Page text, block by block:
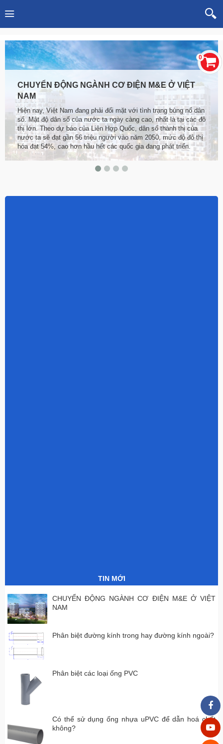
CHUYỂN ĐỘNG NGÀNH CƠ ĐIỆN M&E Ở VIỆT
NAM
Hiện nay, Việt Nam đang phải đối mặt với tình trạng bùng nổ dân
số. Mật độ dân số của nước ta ngày càng cao, nhất là tại các đô
thị lớn. Theo dự báo của Liên Hợp Quốc, dân số thành thị của
nước ta sẽ đạt gần 56 triệu người vào năm 2050, mức độ đô thị
hóa đạt 54%, cao hơn hầu hết các quốc gia đang phát triển.
TIN MỚI
CHUYỂN ĐỘNG NGÀNH CƠ ĐIỆN M&E Ở VIỆT
NAM
Phân biệt đường kính trong hay đường kính ngoài?
Phân biệt các loại ống PVC
Có thể sử dụng ống nhựa uPVC để dẫn hoá chất
không?
0